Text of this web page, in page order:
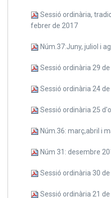
Sessió ordinària,
febrer de 2017
Núm.37:Juny, juliol i
Sessió ordinària 29
Sessió ordinària 24
Sessió ordinària 25
Núm.36: març,abril i
Núm 31: desembre
Sessió ordinària 30
Sessió ordinària 21